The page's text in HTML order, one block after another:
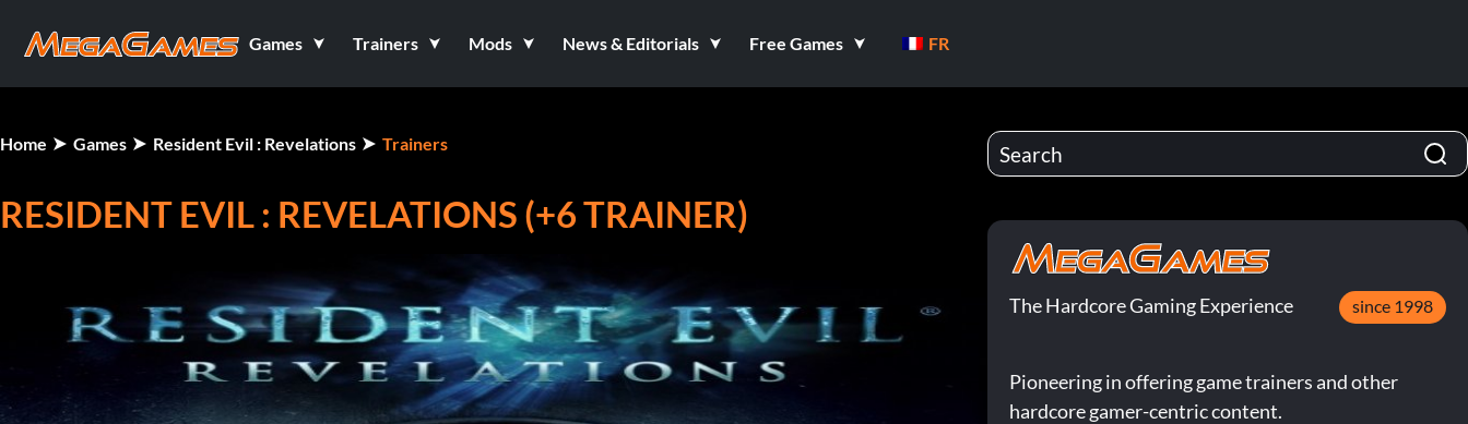
Games Trainers Mods News & Editorials Free Games FR
Home Games Resident Evil : Revelations Trainers
RESIDENT EVIL : REVELATIONS (+6 TRAINER)
The Hardcore Gaming Experience since 1998
Pioneering in offering game trainers and other
hardcore gamer-centric content.